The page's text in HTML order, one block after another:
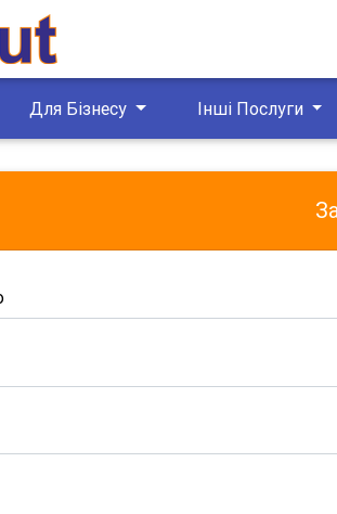
Для Бізнесу Інші Послуги